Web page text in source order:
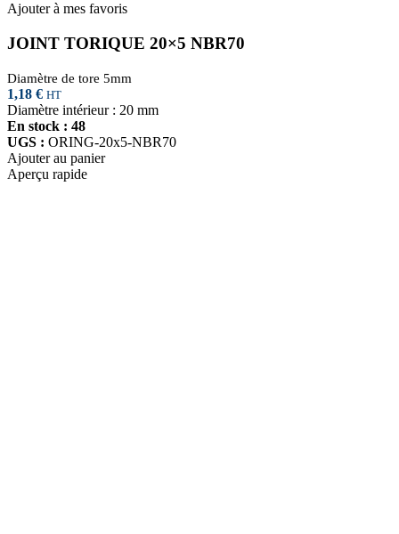
Ajouter à mes favoris
JOINT TORIQUE 20×5 NBR70
Diamètre de tore 5mm
1,18 € HT
Diamètre intérieur : 20 mm
En stock : 48
UGS : ORING-20x5-NBR70
Ajouter au panier
Aperçu rapide